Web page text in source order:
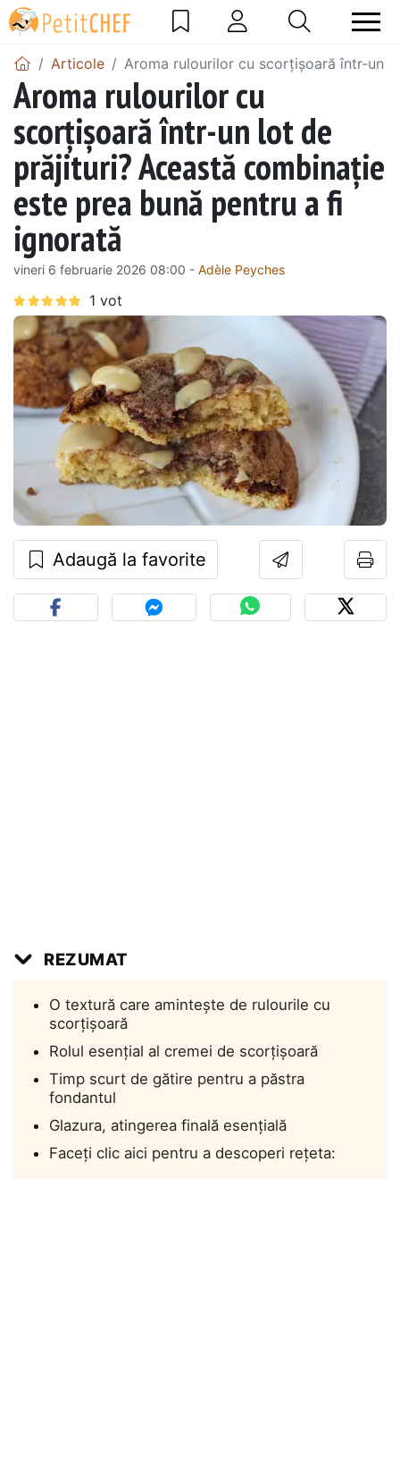
Articole Aroma rulourilor cu scorțișoară într-un
Aroma rulourilor cu
scorțișoară într-un lot de
prăjituri? Această combinație
este prea bună pentru a fi
ignorată
vineri 6 februarie 2026 08:00 - Adèle Peyches
Adaugă la favorite
REZUMAT
O textură care amintește de rulourile cu
scorțișoară
Rolul esențial al cremei de scorțișoară
Timp scurt de gătire pentru a păstra
fondantul
Glazura, atingerea finală esențială
Faceți clic aici pentru a descoperi rețeta: